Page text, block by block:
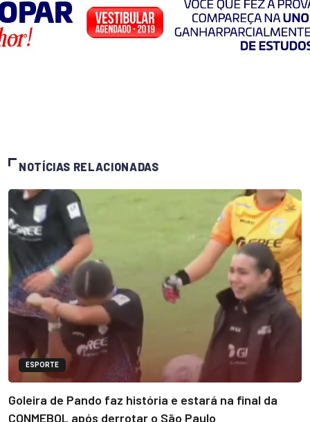
NOTÍCIAS RELACIONADAS
ESPORTE
Goleira de Pando faz história e estará na final da
CONMEBOL após derrotar o São Paulo